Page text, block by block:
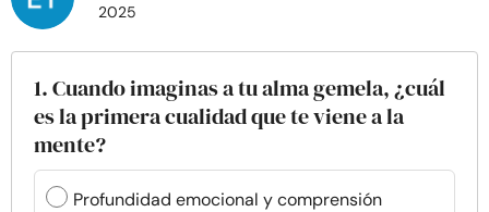
Familia
Ayuda
Cursos
2025
1. Cuando imaginas a tu alma gemela, ¿cuál
es la primera cualidad que te viene a la
mente?
Profundidad emocional y comprensión